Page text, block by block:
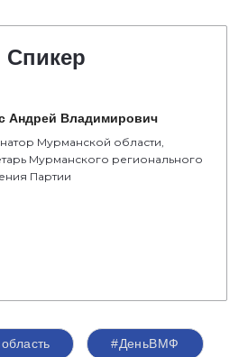
Спикер
Андрей Владимирович
Мурманской области,
Мурманского регионального
Партии
#ДеньВМФ